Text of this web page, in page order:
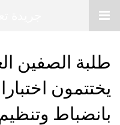
طلبة الصفين
يختتمون
بانضباط